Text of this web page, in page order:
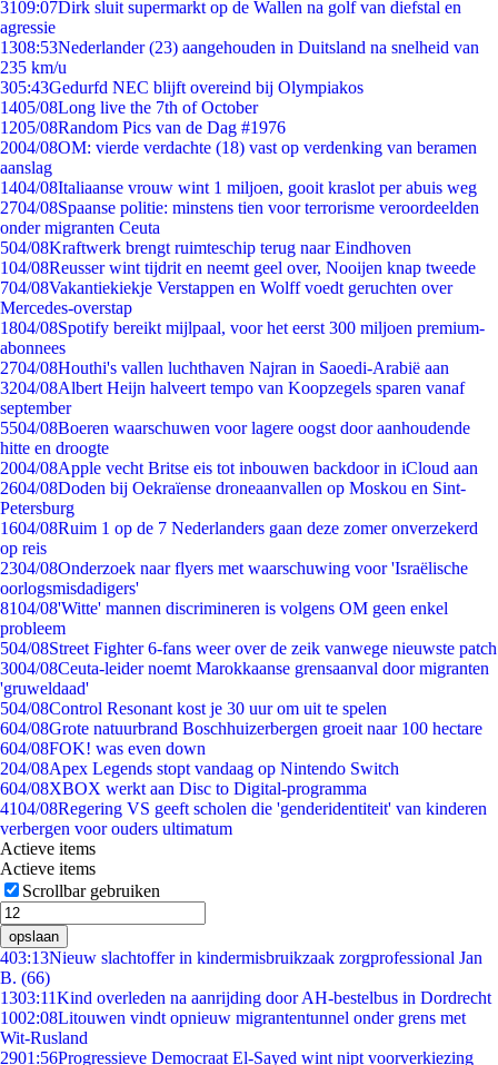
3109:07Dirk sluit supermarkt op de Wallen na golf van diefstal en
agressie
1308:53Nederlander (23) aangehouden in Duitsland na snelheid van
235 km/u
305:43Gedurfd NEC blijft overeind bij Olympiakos
1405/08Long live the 7th of October
1205/08Random Pics van de Dag #1976
2004/08OM: vierde verdachte (18) vast op verdenking van beramen
aanslag
1404/08Italiaanse vrouw wint 1 miljoen, gooit kraslot per abuis weg
2704/08Spaanse politie: minstens tien voor terrorisme veroordeelden
onder migranten Ceuta
504/08Kraftwerk brengt ruimteschip terug naar Eindhoven
104/08Reusser wint tijdrit en neemt geel over, Nooijen knap tweede
704/08Vakantiekiekje Verstappen en Wolff voedt geruchten over
Mercedes-overstap
1804/08Spotify bereikt mijlpaal, voor het eerst 300 miljoen premium-
abonnees
2704/08Houthi's vallen luchthaven Najran in Saoedi-Arabië aan
3204/08Albert Heijn halveert tempo van Koopzegels sparen vanaf
september
5504/08Boeren waarschuwen voor lagere oogst door aanhoudende
hitte en droogte
2004/08Apple vecht Britse eis tot inbouwen backdoor in iCloud aan
2604/08Doden bij Oekraïense droneaanvallen op Moskou en Sint-
Petersburg
1604/08Ruim 1 op de 7 Nederlanders gaan deze zomer onverzekerd
op reis
2304/08Onderzoek naar flyers met waarschuwing voor 'Israëlische
oorlogsmisdadigers'
8104/08'Witte' mannen discrimineren is volgens OM geen enkel
probleem
504/08Street Fighter 6-fans weer over de zeik vanwege nieuwste patch
3004/08Ceuta-leider noemt Marokkaanse grensaanval door migranten
'gruweldaad'
504/08Control Resonant kost je 30 uur om uit te spelen
604/08Grote natuurbrand Boschhuizerbergen groeit naar 100 hectare
604/08FOK! was even down
204/08Apex Legends stopt vandaag op Nintendo Switch
604/08XBOX werkt aan Disc to Digital-programma
4104/08Regering VS geeft scholen die 'genderidentiteit' van kinderen
verbergen voor ouders ultimatum
Actieve items
Actieve items
Scrollbar gebruiken
opslaan
403:13Nieuw slachtoffer in kindermisbruikzaak zorgprofessional Jan
B. (66)
1303:11Kind overleden na aanrijding door AH-bestelbus in Dordrecht
1002:08Litouwen vindt opnieuw migrantentunnel onder grens met
Wit-Rusland
2901:56Progressieve Democraat El-Sayed wint nipt voorverkiezing